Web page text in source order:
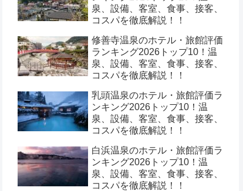
泉、設備、客室、食事、接客、
コスパを徹底解説！！
修善寺温泉のホテル・旅館評価
ランキング2026トップ10！温
泉、設備、客室、食事、接客、
コスパを徹底解説！！
乳頭温泉のホテル・旅館評価ラ
ンキング2026トップ10！温
泉、設備、客室、食事、接客、
コスパを徹底解説！！
白浜温泉のホテル・旅館評価ラ
ンキング2026トップ10！温
泉、設備、客室、食事、接客、
コスパを徹底解説！！